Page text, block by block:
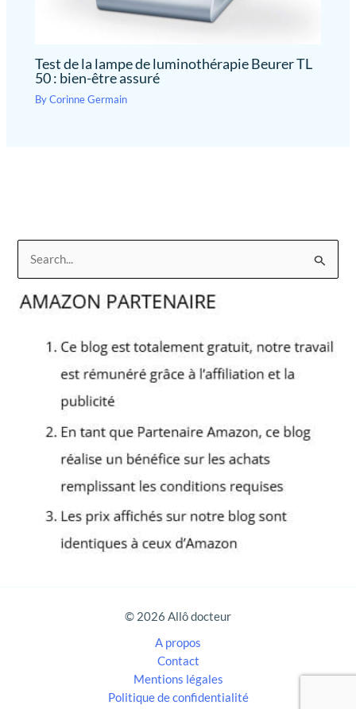
Test de la lampe de luminothérapie Beurer TL
50 : bien-être assuré
ByCorinne Germain
c
© 2026 Allô docteur
A propos
Contact
Mentions légales
Politique de confidentialité